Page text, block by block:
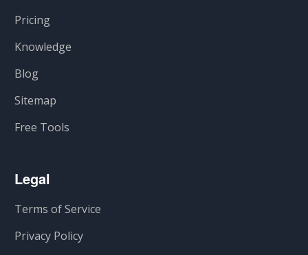
Pricing
Knowledge
Blog
Sitemap
Free Tools
Legal
Terms of Service
Privacy Policy